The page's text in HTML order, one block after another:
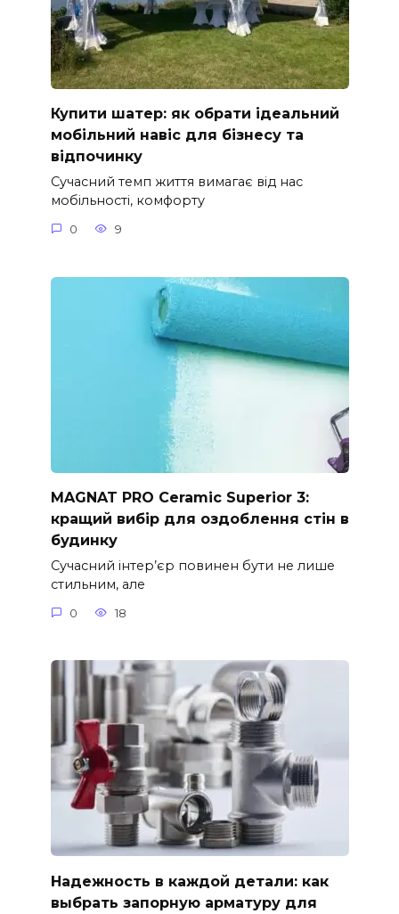
Купити шатер: як обрати ідеальний
мобільний навіс для бізнесу та
відпочинку
Сучасний темп життя вимагає від нас
мобільності, комфорту
0 9
MAGNAT PRO Ceramic Superior 3:
кращий вибір для оздоблення стін в
будинку
Сучасний інтер’єр повинен бути не лише
стильним, але
0 18
Надежность в каждой детали: как
выбрать запорную арматуру для